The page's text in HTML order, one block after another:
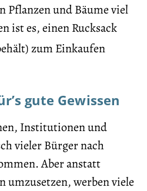
Pflanzen und Bäume viel
ist es, einen Rucksack
zum Einkaufen
gute Gewissen
Institutionen und
vieler Bürger nach
Aber anstatt
umzusetzen, werben viele